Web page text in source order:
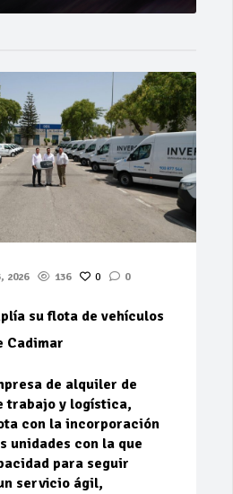
2026 136 0 0
su flota de vehículos
Cadimar
de alquiler de
trabajo y logística,
con la incorporación
unidades con la que
para seguir
servicio ágil,